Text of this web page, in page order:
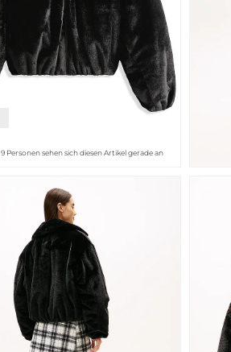
9 Personen sehen sich diesen Artikel gerade an